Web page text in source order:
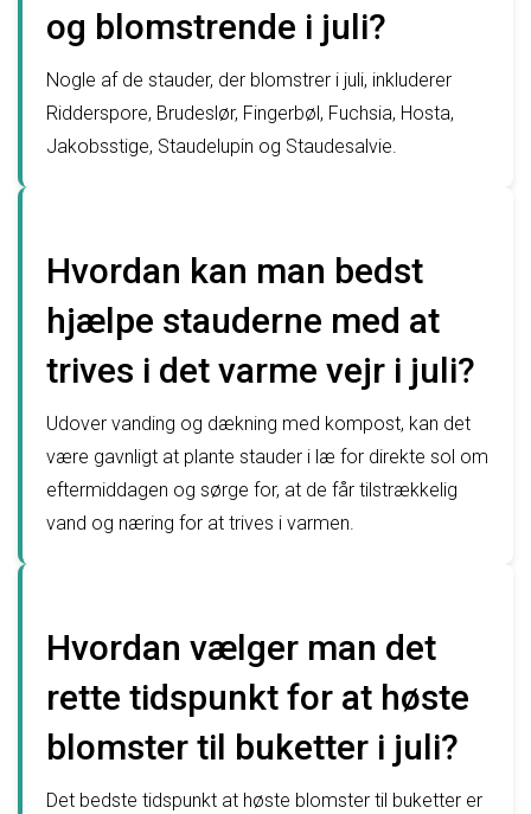
og blomstrende i juli?
Nogle af de stauder, der blomstrer i juli, inkluderer
Ridderspore, Brudeslør, Fingerbøl, Fuchsia, Hosta,
Jakobsstige, Staudelupin og Staudesalvie.
Hvordan kan man bedst
hjælpe stauderne med at
trives i det varme vejr i juli?
Udover vanding og dækning med kompost, kan det
være gavnligt at plante stauder i læ for direkte sol om
eftermiddagen og sørge for, at de får tilstrækkelig
vand og næring for at trives i varmen.
Hvordan vælger man det
rette tidspunkt for at høste
blomster til buketter i juli?
Det bedste tidspunkt at høste blomster til buketter er